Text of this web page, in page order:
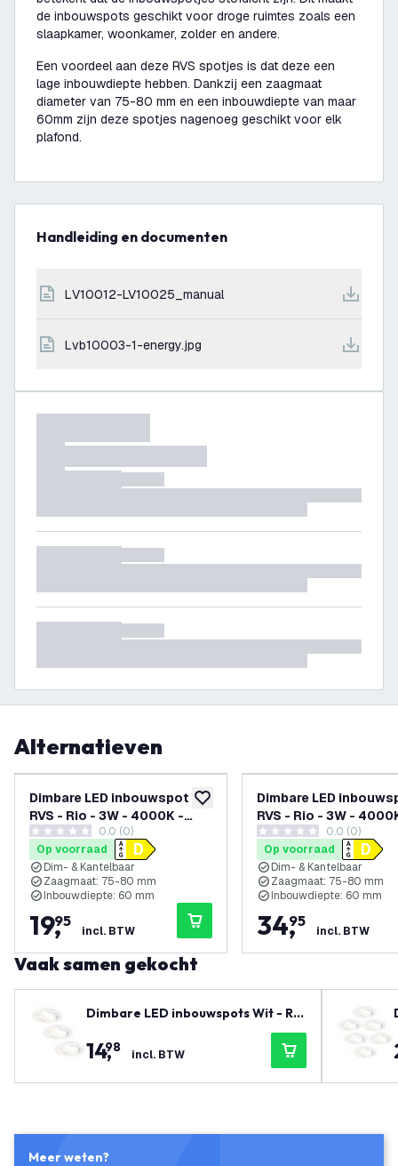
de inbouwspots geschikt voor droge ruimtes zoals een
slaapkamer, woonkamer, zolder en andere.
Een voordeel aan deze RVS spotjes is dat deze een
lage inbouwdiepte hebben. Dankzij een zaagmaat
diameter van 75-80 mm en een inbouwdiepte van maar
60mm zijn deze spotjes nagenoeg geschikt voor elk
plafond.
Handleiding en documenten
LV10012-LV10025_manual
lvb10003-1-energy.jpg
Alternatieven
toevoegen aan verlanglijst
Dimbare LED inbouwspot
RVS - Rio - 3W - 4000K -
ø85mm - 3 pack
0 score sterren0.0 (0)
Op voorraad
Dim- & Kantelbaar
Zaagmaat: 75-80 mm
Inbouwdiepte: 60 mm
19,
95
incl. BTW
Dimbare LED
RVS - Rio - 3W -
ø85mm - 6 pack
0 score sterren0.0 (0)
Op voorraad
Dim- & Kantelbaar
Zaagmaat: 75-80 mm
Inbouwdiepte: 60 mm
34,
95
incl. BTW
Vaak samen gekocht
Dimbare LED inbouwspots Wit - Rio
- 3W - 2700K - ø85mm - 3 pack
14,
98 incl. BTW
Meer weten?